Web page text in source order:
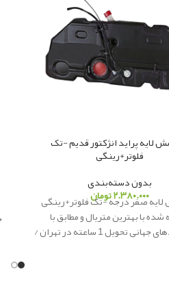
لایه پراید انژکتور قدیم -تک
فلوتر+رینگی
بدون دسته‌بندی
۲.۳۸۰.۰۰۰تومان
صفر درجه -تک فلوتر+رینگی
با بهترین متریال و مطابق با
استانداردهای جهانی تحویل 1 ساعته در تهران /